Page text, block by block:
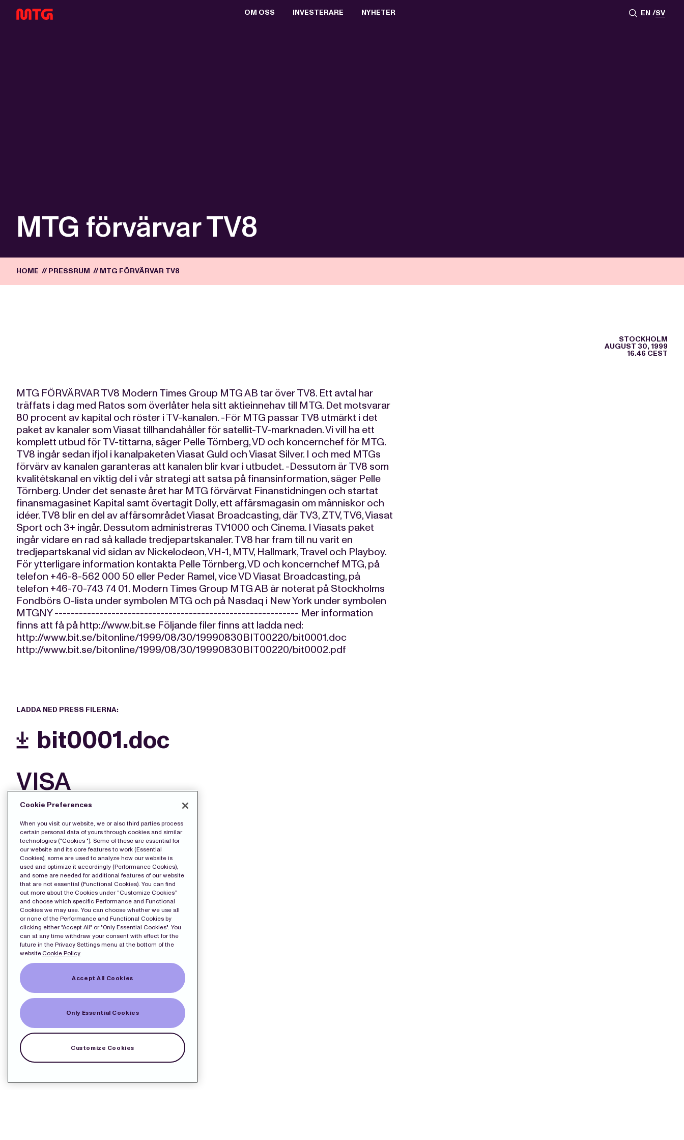
OM OSS
INVESTERARE
NYHETER
EN SV
MTG förvärvar TV8
HOME // PRESSRUM // MTG FÖRVÄRVAR TV8
STOCKHOLM
AUGUST 30, 1999
16.46 CEST
MTG FÖRVÄRVAR TV8 Modern Times Group MTG AB tar över TV8. Ett avtal har
träffats i dag med Ratos som överlåter hela sitt aktieinnehav till MTG. Det motsvarar
80 procent av kapital och röster i TV-kanalen. -För MTG passar TV8 utmärkt i det
paket av kanaler som Viasat tillhandahåller för satellit-TV-marknaden. Vi vill ha ett
komplett utbud för TV-tittarna, säger Pelle Törnberg, VD och koncernchef för MTG.
TV8 ingår sedan ifjol i kanalpaketen Viasat Guld och Viasat Silver. I och med MTGs
förvärv av kanalen garanteras att kanalen blir kvar i utbudet. -Dessutom är TV8 som
kvalitétskanal en viktig del i vår strategi att satsa på finansinformation, säger Pelle
Törnberg. Under det senaste året har MTG förvärvat Finanstidningen och startat
finansmagasinet Kapital samt övertagit Dolly, ett affärsmagasin om människor och
idéer. TV8 blir en del av affärsområdet Viasat Broadcasting, där TV3, ZTV, TV6, Viasat
Sport och 3+ ingår. Dessutom administreras TV1000 och Cinema. I Viasats paket
ingår vidare en rad så kallade tredjepartskanaler. TV8 har fram till nu varit en
tredjepartskanal vid sidan av Nickelodeon, VH-1, MTV, Hallmark, Travel och Playboy.
För ytterligare information kontakta Pelle Törnberg, VD och koncernchef MTG, på
telefon +46-8-562 000 50 eller Peder Ramel, vice VD Viasat Broadcasting, på
telefon +46-70-743 74 01. Modern Times Group MTG AB är noterat på Stockholms
Fondbörs O-lista under symbolen MTG och på Nasdaq i New York under symbolen
MTGNY ------------------------------------------------------------ Mer information
finns att få på http://www.bit.se Följande filer finns att ladda ned:
http://www.bit.se/bitonline/1999/08/30/19990830BIT00220/bit0001.doc
http://www.bit.se/bitonline/1999/08/30/19990830BIT00220/bit0002.pdf
LADDA NED PRESS FILERNA:
bit0001.doc
VISA
MER
FILER
Cookie Preferences
When you visit our website, we or also third parties process
certain personal data of yours through cookies and similar
technologies ("Cookies "). Some of these are essential for
our website and its core features to work (Essential
Cookies), some are used to analyze how our website is
used and optimize it accordingly (Performance Cookies),
and some are needed for additional features of our website
that are not essential (Functional Cookies). You can find
out more about the Cookies under “Customize Cookies”
and choose which specific Performance and Functional
Cookies we may use. You can choose whether we use all
or none of the Performance and Functional Cookies by
clicking either "Accept All" or "Only Essential Cookies". You
can at any time withdraw your consent with effect for the
future in the Privacy Settings menu at the bottom of the
website.Cookie Policy
Accept All Cookies
Only Essential Cookies
Customize Cookies